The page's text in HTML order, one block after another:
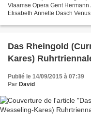
Vlaamse Opera Gent
Elisabeth Annette Dasch
Das Rheingold
Kares)
Publié le 14/09/2015 à 07:39
Par David